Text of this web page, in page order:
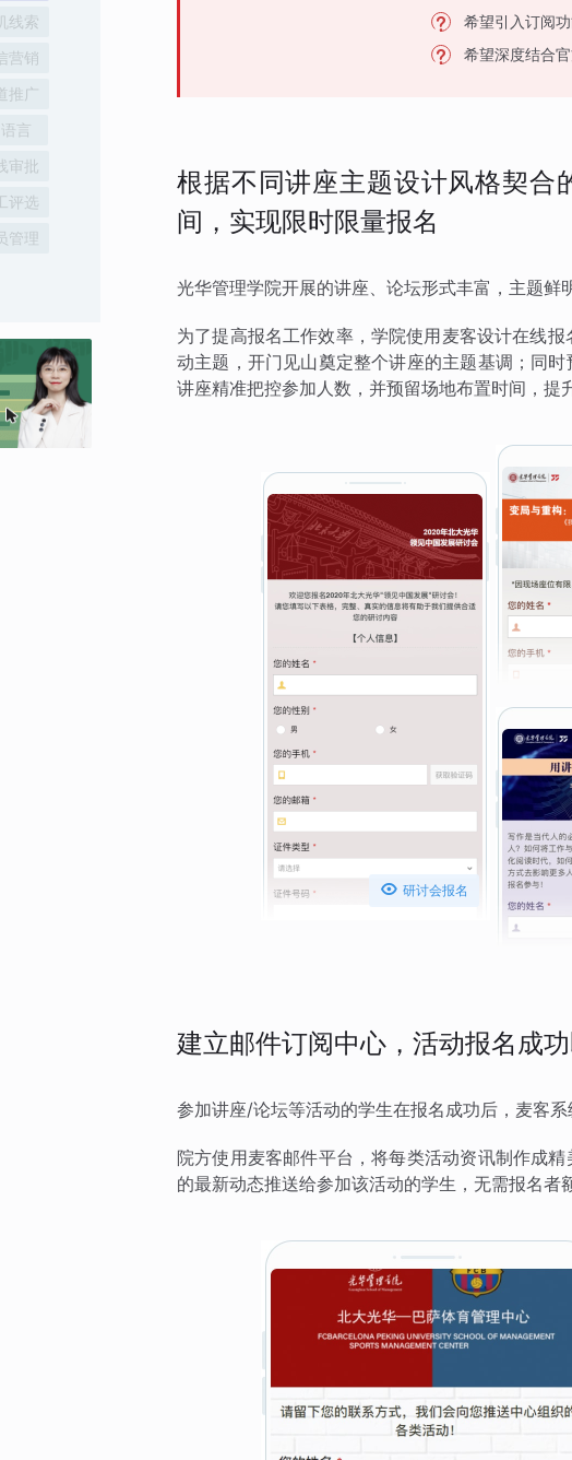
线索
营销
推广
言
审批
评选
管理
希望引入订阅
希望深度结合
根据不同讲座主题设计风格契合
间，实现限时限量报名
光华管理学院开展的讲座、论坛形式丰富，主题鲜
为了提高报名工作效率，学院使用麦客设计在线
动主题，开门见山奠定整个讲座的主题基调；同
讲座精准把控参加人数，并预留场地布置时间，提
 研讨会报名
建立邮件订阅中心，活动报名成
参加讲座/论坛等活动的学生在报名成功后，麦客系
院方使用麦客邮件平台，将每类活动资讯制作成
的最新动态推送给参加该活动的学生，无需报名者